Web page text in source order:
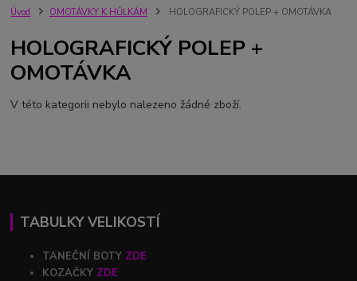
Úvod OMOTÁVKY K HŮLKÁM HOLOGRAFICKÝ POLEP + OMOTÁVKA
HOLOGRAFICKÝ POLEP +
OMOTÁVKA
V této kategorii nebylo nalezeno žádné zboží.
TABULKY VELIKOSTÍ
TANEČNÍ BOTY ZDE
KOZAČKY ZDE